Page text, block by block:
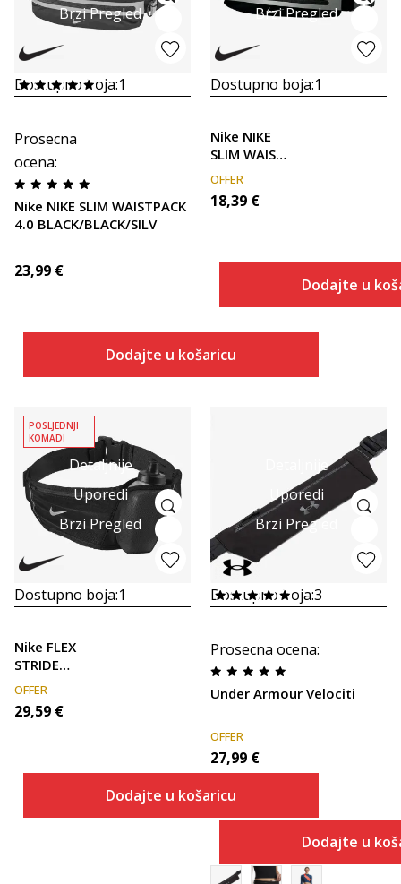
Brzi Pregled
Dostupno boja:1
Prosecna
ocena:
Nike NIKE SLIM WAISTPACK
4.0 BLACK/BLACK/SILV
23,99 €
Dodajte u košaricu
Brzi Pregled
Dostupno boja:1
Nike NIKE
SLIM WAIST
PACK 3.0
OFFER
18,39 €
Dodajte u
Detaljnije
Uporedi
Brzi Pregled
POSLJEDNJI
KOMADI
Dostupno boja:1
Nike FLEX
STRIDE
BOTTLE
BLACK
OFFER
29,59 €
Dodajte u košaricu
Detaljnije
Uporedi
Brzi Pregled
Dostupno boja:3
Prosecna ocena:
Under Armour Velociti
OFFER
27,99 €
Dodajte u